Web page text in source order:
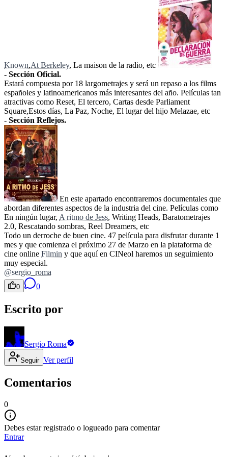
Known,At Berkeley, La maison de la radio, etc
- Sección Oficial.
Estará compuesta por 18 largometrajes y será un repaso a los films
españoles y latinoamericanos más interesantes del año. Películas tan
atractivas como Reset, El tercero, Cartas desde Parliament
Square,Estos días, La Paz, Noche, El lugar del hijo Melazae, etc
- Sección Reflejos.
En este apartado encontraremos documentales que
abordan diferentes aspectos de la industria del cine. Películas como
En ningún lugar, A ritmo de Jess, Writing Heads, Baratometrajes
2.0, Rescatando sombras, Reel Dreamers, etc
Todo un derroche de buen cine. 47 película para disfrutar durante 1
mes y que comienza el próximo 27 de Marzo en la plataforma de
cine online Filmin y que aquí en CINeol haremos un seguimiento
muy especial.
@sergio_roma
0 0
Escrito por
Sergio Roma
Seguir Ver perfil
Comentarios
0
Debes estar registrado o logueado para comentar
Entrar